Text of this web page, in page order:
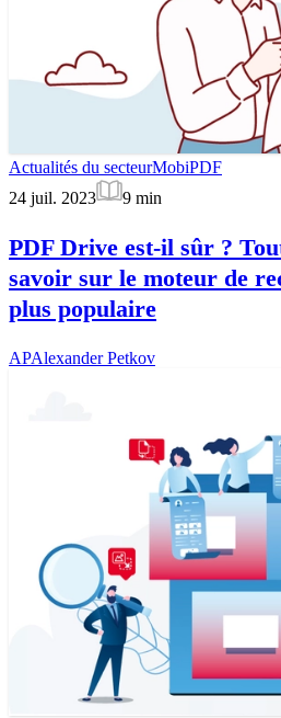
Actualités du secteurMobiPDF
24 juil. 2023
9 min
PDF Drive est-il sûr ?
savoir sur le moteur de
plus populaire
APAlexander Petkov